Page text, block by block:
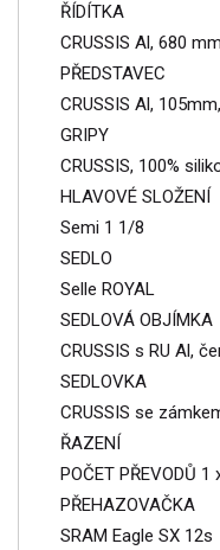
ŘÍDÍTKA
CRUSSIS Al, 680 mm
PŘEDSTAVEC
CRUSSIS Al,
GRIPY
CRUSSIS, 100%
HLAVOVÉ SLOŽENÍ
Semi 1 1/8
SEDLO
Selle ROYAL
SEDLOVÁ OBJÍMKA
CRUSSIS s RU Al,
SEDLOVKA
CRUSSIS se
ŘAZENÍ
POČET PŘEVODŮ 1
PŘEHAZOVAČKA
SRAM Eagle SX 12s